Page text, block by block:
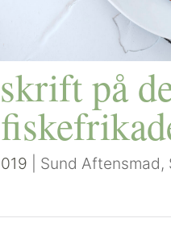
på
Sund Aftensmad,